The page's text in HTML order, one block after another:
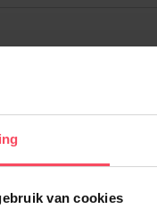
van cookies